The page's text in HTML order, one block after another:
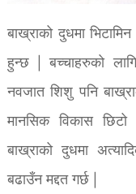
बाख्राको दुधमा
हुन्छ | बच्चाहरुको
नवजात शिशु पनि
मानसिक विकास
बाख्राको दुधमा
बढाउँन मद्दत गर्छ |